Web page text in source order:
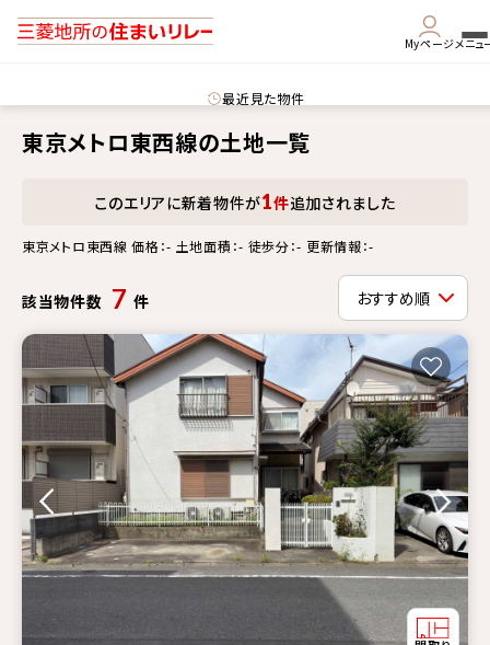
Myページメニュ
最近見た物件
東京メトロ東西線の土地一覧
このエリアに新着物件が1件追加されました
東京メトロ東西線 価格：- 土地面積：- 徒歩分：- 更新情報：-
該当物件数 7 件